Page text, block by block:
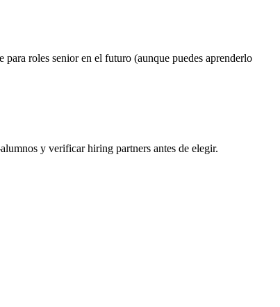
roles senior en el futuro (aunque puedes aprenderlo
y verificar hiring partners antes de elegir.